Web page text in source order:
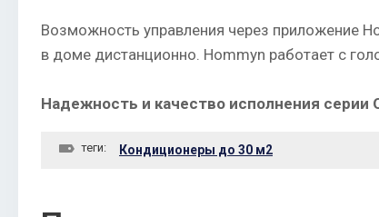
Возможность управления через приложение
в доме дистанционно. Hommyn работает с
Надежность и качество исполнения серии
теги: Кондиционеры до 30 м2